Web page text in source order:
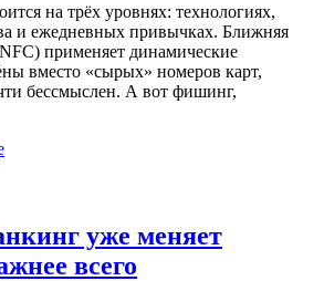
на трёх уровнях: технологиях,
и ежедневных привычках. Ближняя
применяет динамические
вместо «сырых» номеров карт,
бессмыслен. А вот фишинг,
уже меняет
всего